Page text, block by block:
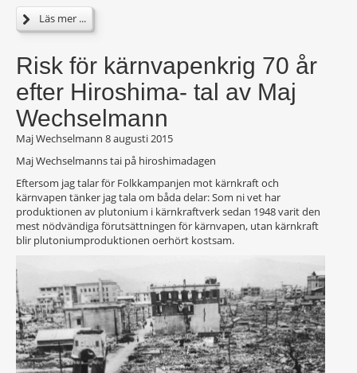
Läs mer ...
Risk för kärnvapenkrig 70 år
efter Hiroshima- tal av Maj
Wechselmann
Maj Wechselmann 8 augusti 2015
Maj Wechselmanns tai på hiroshimadagen
Eftersom jag talar för Folkkampanjen mot kärnkraft och
kärnvapen tänker jag tala om båda delar: Som ni vet har
produktionen av plutonium i kärnkraftverk sedan 1948 varit den
mest nödvändiga förutsättningen för kärnvapen, utan kärnkraft
blir plutoniumproduktionen oerhört kostsam.